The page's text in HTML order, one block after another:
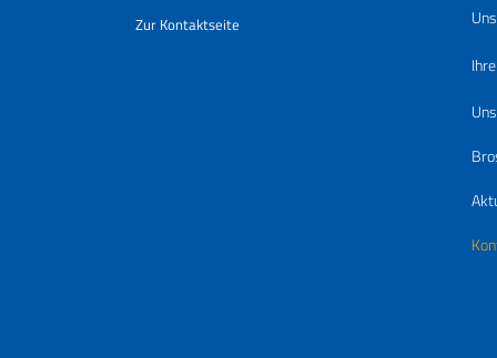
Zur Kontaktseite